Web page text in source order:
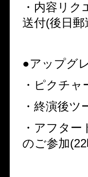
・内容リ
送付(後日郵
●アップグ
・ピクチ
・終演後
・アフタ
のご参加(22